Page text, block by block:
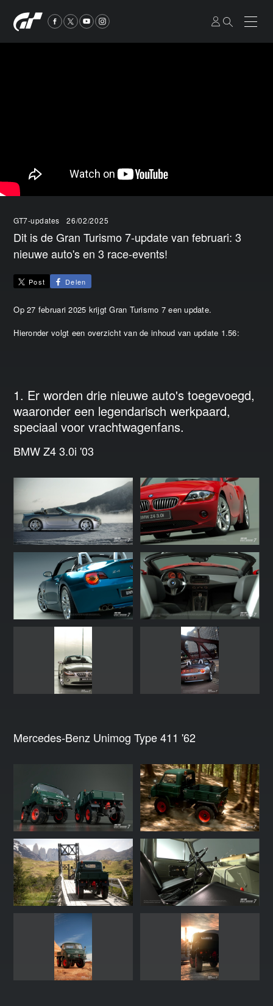
GT7-updates 26/02/2025
Dit is de Gran Turismo 7-update van februari: 3
nieuwe auto's en 3 race-events!
Post Delen
Op 27 februari 2025 krijgt Gran Turismo 7 een update.
Hieronder volgt een overzicht van de inhoud van update 1.56:
1. Er worden drie nieuwe auto's toegevoegd,
waaronder een legendarisch werkpaard,
speciaal voor vrachtwagenfans.
BMW Z4 3.0i '03
Mercedes-Benz Unimog Type 411 '62